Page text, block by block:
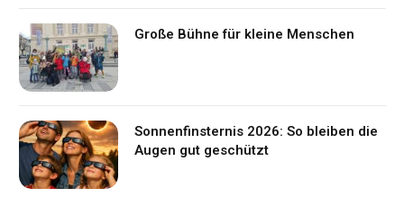
Große Bühne für kleine Menschen
Sonnenfinsternis 2026: So bleiben die
Augen gut geschützt